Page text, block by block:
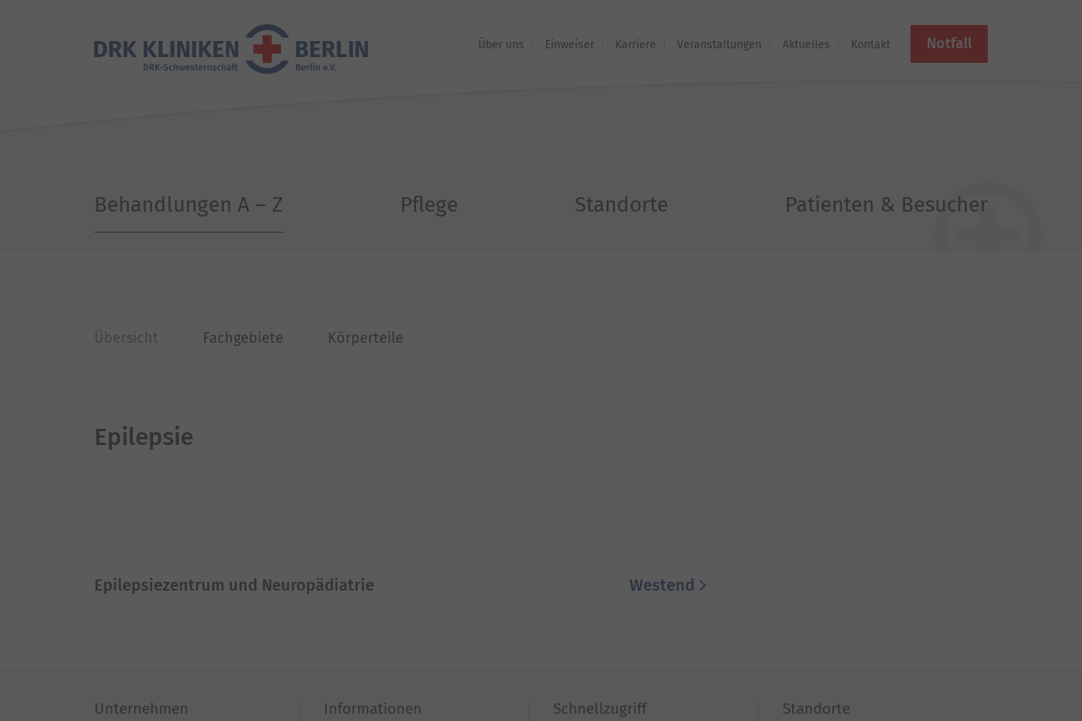
Über uns Einweiser Karriere Veranstaltungen Aktuelles Kontakt Notfall
Behandlungen A – Z Pflege Standorte Patienten & Besucher
Übersicht Fachgebiete Körperteile
Epilepsie
Epilepsiezentrum und Neuropädiatrie Westend
Unternehmen Informationen Schnellzugriff Standorte